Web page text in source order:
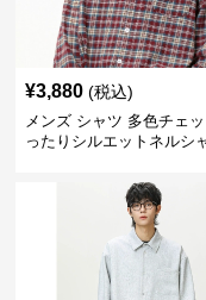
¥3,880 (税込)
メンズ シャツ 多色チェ
ったりシルエットネルシ